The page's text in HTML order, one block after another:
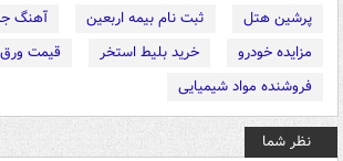
پرشین هتل
ثبت نام بیمه اربعین
آهنگ
مزایده خودرو
خرید بلیط استخر
قیمت
فروشنده مواد شیمیایی
نظر شما